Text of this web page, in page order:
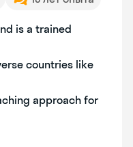
is a trained
countries like
approach for